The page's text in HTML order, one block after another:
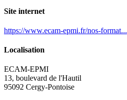
Site internet
https://www.ecam-epmi.fr/nos-format...
Localisation
ECAM-EPMI
13, boulevard de l'Hautil
95092 Cergy-Pontoise